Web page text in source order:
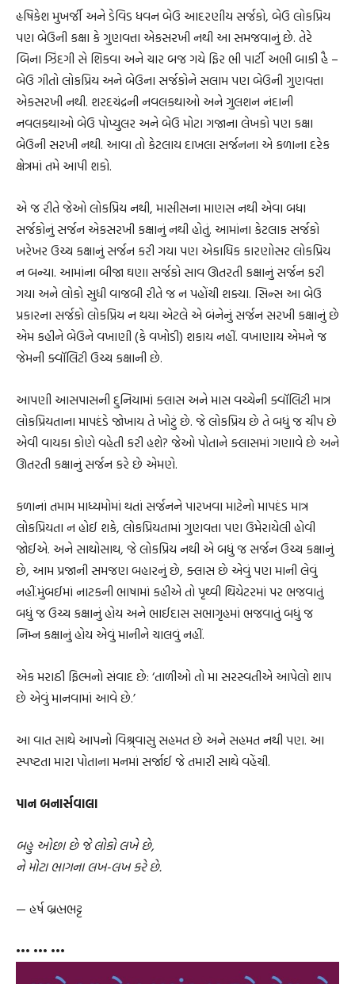
હૃષિકેશ મુખર્જી અને ડેવિડ ધવન બેઉ આદરણીય સર્જકો, બેઉ લોકપ્રિય
પણ બેઉની કક્ષા કે ગુણવત્તા એકસરખી નથી આ સમજવાનું છે. તેરે
બિના ઝિંદગી સે શિકવા અને ચાર બજ ગયે ફિર ભી પાર્ટી અભી બાકી હૈ –
બેઉ ગીતો લોકપ્રિય અને બેઉના સર્જકોને સલામ પણ બેઉની ગુણવત્તા
એકસરખી નથી. શરદચંદ્રની નવલકથાઓ અને ગુલશન નંદાની
નવલકથાઓ બેઉ પોપ્યુલર અને બેઉ મોટા ગજાના લેખકો પણ કક્ષા
બેઉની સરખી નથી. આવા તો કેટલાય દાખલા સર્જનના એ કળાના દરેક
ક્ષેત્રમાં તમે આપી શકો.
એ જ રીતે જેઓ લોકપ્રિય નથી, માસીસના માણસ નથી એવા બધા
સર્જકોનું સર્જન એકસરખી કક્ષાનું નથી હોતું. આમાંના કેટલાક સર્જકો
ખરેખર ઉચ્ચ કક્ષાનું સર્જન કરી ગયા પણ એકાધિક કારણોસર લોકપ્રિય
ન બન્યા. આમાંના બીજા ઘણા સર્જકો સાવ ઊતરતી કક્ષાનું સર્જન કરી
ગયા અને લોકો સુધી વાજબી રીતે જ ન પહોંચી શક્યા. સિન્સ આ બેઉ
પ્રકારના સર્જકો લોકપ્રિય ન થયા એટલે એ બંનેનું સર્જન સરખી કક્ષાનું છે
એમ કહીને બેઉને વખાણી (કે વખોડી) શકાય નહીં. વખાણાય એમને જ
જેમની ક્વૉલિટી ઉચ્ચ કક્ષાની છે.
આપણી આસપાસની દુનિયામાં ક્લાસ અને માસ વચ્ચેની ક્વૉલિટી માત્ર
લોકપ્રિયતાના માપદંડે જોખાય તે ખોટું છે. જે લોકપ્રિય છે તે બધું જ ચીપ છે
એવી વાયકા કોણે વહેતી કરી હશે? જેઓ પોતાને ક્લાસમાં ગણાવે છે અને
ઊતરતી કક્ષાનું સર્જન કરે છે એમણે.
કળાનાં તમામ માધ્યમોમાં થતાં સર્જનને પારખવા માટેનો માપદંડ માત્ર
લોકપ્રિયતા ન હોઈ શકે, લોકપ્રિયતામાં ગુણવત્તા પણ ઉમેરાયેલી હોવી
જોઈએ. અને સાથોસાથ, જે લોકપ્રિય નથી એ બધું જ સર્જન ઉચ્ચ કક્ષાનું
છે, આમ પ્રજાની સમજણ બહારનું છે, ક્લાસ છે એવું પણ માની લેવું
નહીં.મુંબઈમાં નાટકની ભાષામાં કહીએ તો પૃથ્વી થિયેટરમાં પર ભજવાતું
બધું જ ઉચ્ચ કક્ષાનું હોય અને ભાઈદાસ સભાગૃહમાં ભજવાતું બધું જ
નિમ્ન કક્ષાનું હોય એવું માનીને ચાલવું નહીં.
એક મરાઠી ફિલ્મનો સંવાદ છે: ‘તાળીઓ તો મા સરસ્વતીએ આપેલો શાપ
છે એવું માનવામાં આવે છે.’
આ વાત સાથે આપનો વિશ્ર્વાસુ સહમત છે અને સહમત નથી પણ. આ
સ્પષ્ટતા મારા પોતાના મનમાં સર્જાઈ જે તમારી સાથે વહેંચી.
પાન બનાર્સવાલા
બહુ ઓછા છે જે લોકો લખે છે,
ને મોટા ભાગના લખ-લખ કરે છે.
— હર્ષ બ્રહ્મભટ્ટ
••• ••• •••